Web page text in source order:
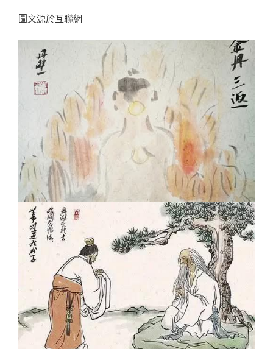
圖文源於互聯網